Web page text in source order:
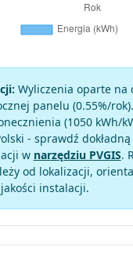
Wyliczenia oparte na
panelu (0.55%/
(1050 kWh/
- sprawdź
w narzędziu PVGIS.
od lokalizacji,
instalacji.